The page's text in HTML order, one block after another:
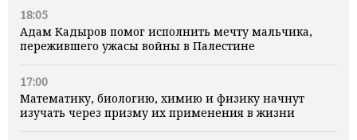
18:05
Адам Кадыров помог исполнить мечту мальчика,
пережившего ужасы войны в Палестине
17:00
Математику, биологию, химию и физику начнут
изучать через призму их применения в жизни